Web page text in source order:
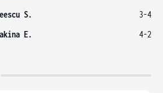
S.
3-4
E. 4-2